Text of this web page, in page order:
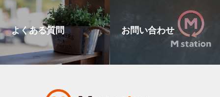
よくある質問 お問い合わせ